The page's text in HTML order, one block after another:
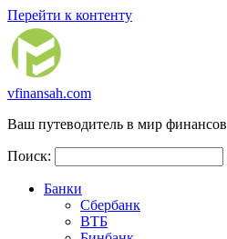
Перейти к контенту
vfinansah.com
Ваш путеводитель в мир финансов
Поиск:
Банки
Сбербанк
ВТБ